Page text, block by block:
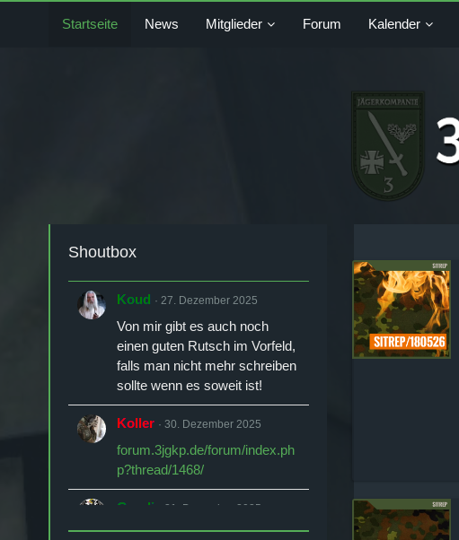
Startseite News Mitglieder Forum Kalender
Shoutbox
Koud 27. Dezember 2025
Von mir gibt es auch noch
einen guten Rutsch im Vorfeld,
falls man nicht mehr schreiben
sollte wenn es soweit ist!
Koller 30. Dezember 2025
forum.3jgkp.de/forum/index.ph
p?thread/1468/
Gandi 31. Dezember 2025
Guten Rutsch Männer